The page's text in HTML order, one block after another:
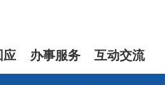
应 办事服务 互动交流